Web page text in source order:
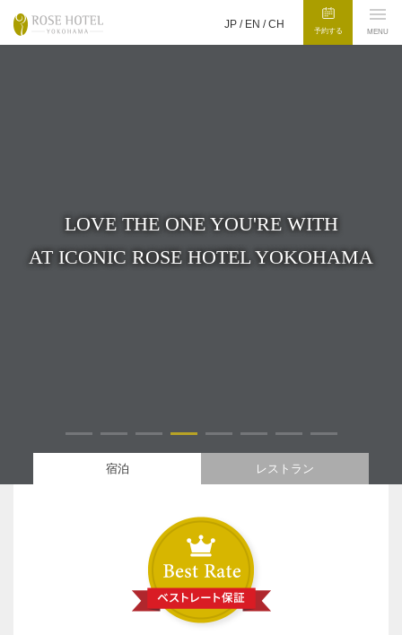
JP / EN /CH
予約する MENU
LOVE THE ONE YOU'RE WITH
AT ICONIC ROSE HOTEL YOKOHAMA
宿泊 レストラン